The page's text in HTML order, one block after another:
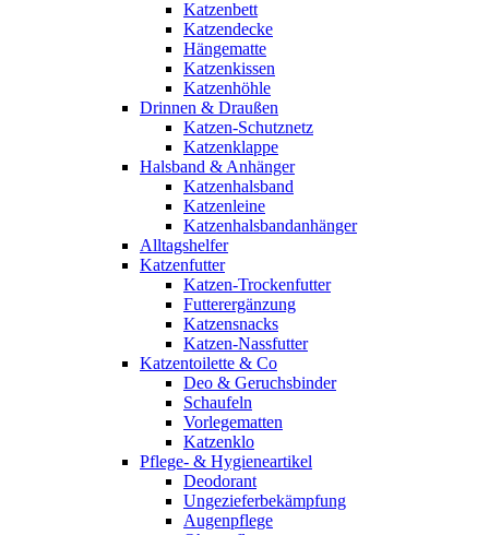
Katzenbett
Katzendecke
Hängematte
Katzenkissen
Katzenhöhle
Drinnen & Draußen
Katzen-Schutznetz
Katzenklappe
Halsband & Anhänger
Katzenhalsband
Katzenleine
Katzenhalsbandanhänger
Alltagshelfer
Katzenfutter
Katzen-Trockenfutter
Futterergänzung
Katzensnacks
Katzen-Nassfutter
Katzentoilette & Co
Deo & Geruchsbinder
Schaufeln
Vorlegematten
Katzenklo
Pflege- & Hygieneartikel
Deodorant
Ungezieferbekämpfung
Augenpflege